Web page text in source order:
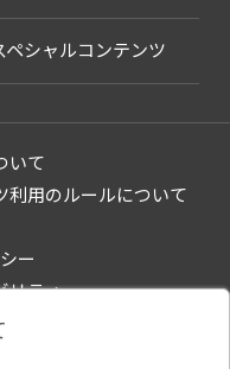
ペシャルコンテンツ
いて
利用のルールについて
ー
リティ